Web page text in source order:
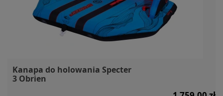
Kanapa do holowania Specter
3 Obrien